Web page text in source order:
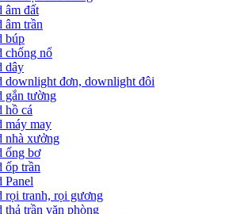
âm đất
âm trần
búp
chống nổ
dây
downlight đơn, downlight đôi
gắn tường
hồ cá
máy may
nhà xưởng
ống bơ
ốp trần
Panel
rọi tranh, rọi gương
thả trần văn phòng